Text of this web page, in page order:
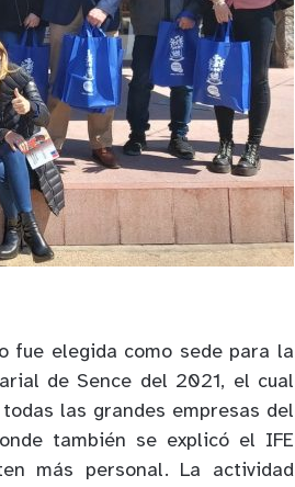
fue elegida como sede para la
de Sence del 2021, el cual
las grandes empresas del
también se explicó el IFE
más personal. La actividad